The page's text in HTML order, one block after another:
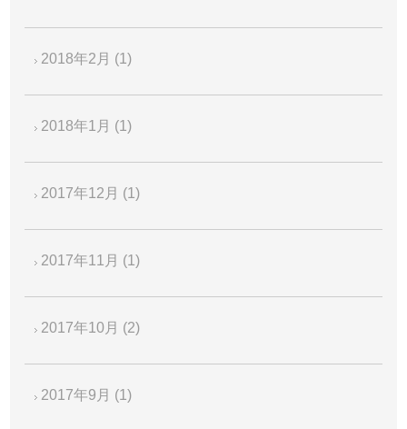
2018年2月 (1)
2018年1月 (1)
2017年12月 (1)
2017年11月 (1)
2017年10月 (2)
2017年9月 (1)